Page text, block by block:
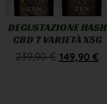
DEGUSTAZIONE HASH
CBD 7 VARIETÀ X5G
239,90€ 149,90 €